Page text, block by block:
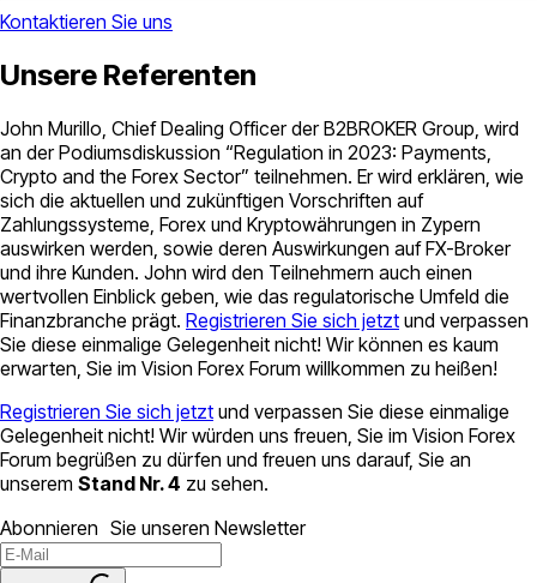
Kontaktieren Sie uns
Unsere Referenten
John Murillo, Chief Dealing Officer der B2BROKER Group, wird
an der Podiumsdiskussion “Regulation in 2023: Payments,
Crypto and the Forex Sector” teilnehmen. Er wird erklären, wie
sich die aktuellen und zukünftigen Vorschriften auf
Zahlungssysteme, Forex und Kryptowährungen in Zypern
auswirken werden, sowie deren Auswirkungen auf FX-Broker
und ihre Kunden. John wird den Teilnehmern auch einen
wertvollen Einblick geben, wie das regulatorische Umfeld die
Finanzbranche prägt. Registrieren Sie sich jetzt und verpassen
Sie diese einmalige Gelegenheit nicht! Wir können es kaum
erwarten, Sie im Vision Forex Forum willkommen zu heißen!
Registrieren Sie sich jetzt und verpassen Sie diese einmalige
Gelegenheit nicht! Wir würden uns freuen, Sie im Vision Forex
Forum begrüßen zu dürfen und freuen uns darauf, Sie an
unserem Stand Nr. 4 zu sehen.
Abonnieren Sie unseren Newsletter